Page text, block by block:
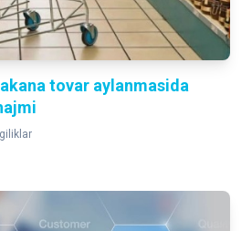
tovar aylanmasida